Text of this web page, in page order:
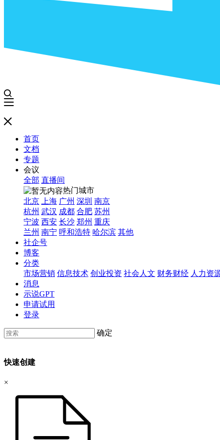
首页
文档
专题
会议
全部 直播间
热门城市
北京
上海 广州 深圳 南京
杭州 武汉 成都 合肥 苏州
宁波 西安 长沙 郑州 重庆
兰州 南宁 呼和浩特 哈尔滨 其他
社企号
博客
分类
市场营销 信息技术 创业投资 社会人文 财务财经 人力资
消息
示说GPT
申请试用
登录
确定
快速创建
×